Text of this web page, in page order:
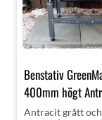
Benstativ
400mm högt
färg
Antracit grått